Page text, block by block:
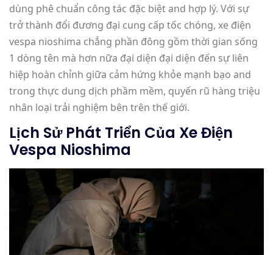
dùng phê chuẩn công tác đặc biệt and hợp lý. Với sự
trở thành đổi đương đại cung cấp tốc chóng, xe điện
vespa nioshima chẳng phần đông gồm thời gian sống
1 dòng tên mà hơn nữa đại diện đại diện đến sự liên
hiệp hoàn chỉnh giữa cảm hứng khỏe mạnh bạo and
trong thực dung dịch phầm mềm, quyến rũ hàng triệu
nhân loại trải nghiệm bên trên thế giới.
Lịch Sử Phát Triển Của Xe Điện
Vespa Nioshima